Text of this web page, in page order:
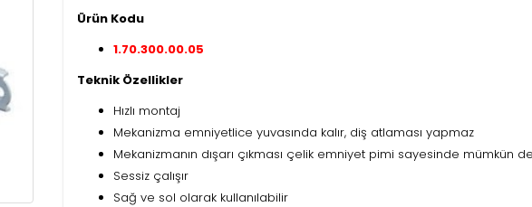
Ürün Kodu
1.70.300.00.05
Teknik Özellikler
Hızlı montaj
Mekanizma emniyetlice yuvasında kalır, diş atlaması yapmaz
Mekanizmanın dışarı çıkması çelik emniyet pimi sayesinde mümkün
Sessiz çalışır
Sağ ve sol olarak kullanılabilir